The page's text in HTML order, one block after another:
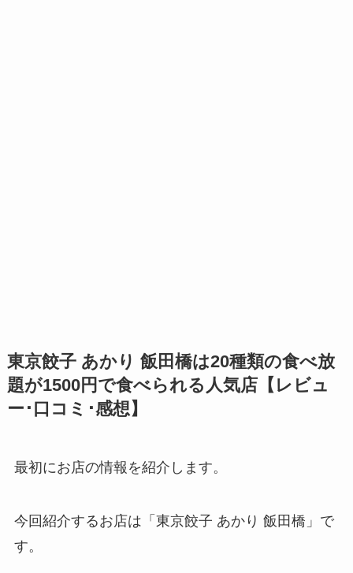
東京餃子 あかり 飯田橋は20種類の食べ放
題が1500円で食べられる人気店【レビュ
ー･口コミ･感想】
最初にお店の情報を紹介します。
今回紹介するお店は「 東京餃子 あかり 飯田橋」で
す。